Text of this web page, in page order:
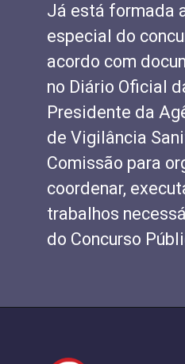
Já está formada
especial do
acordo com
no Diário Oficial
Presidente da
de Vigilância
Comissão para
coordenar,
trabalhos
do Concurso